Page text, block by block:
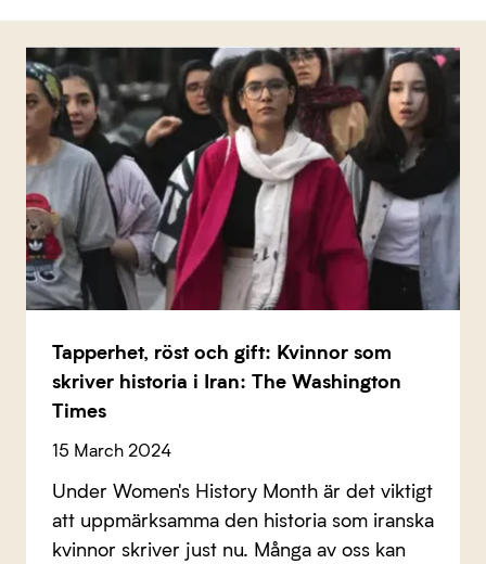
Tapperhet, röst och gift: Kvinnor som
skriver historia i Iran: The Washington
Times
15 March 2024
Under Women's History Month är det viktigt
att uppmärksamma den historia som iranska
kvinnor skriver just nu. Många av oss kan